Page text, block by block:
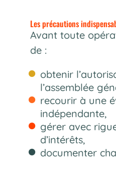
Les précautions
Avant toute
de :
obtenir
l’assemblée
recourir à une
indépendante,
gérer avec
d’intérêts,
documenter